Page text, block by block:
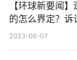
【环球新要闻
的怎么界定？诉
么？
2023-06-07